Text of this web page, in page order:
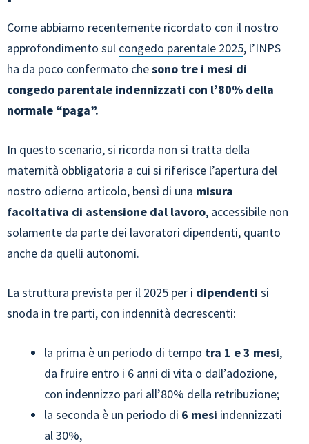
Come abbiamo recentemente ricordato con il nostro
approfondimento sul congedo parentale 2025, l’INPS
ha da poco confermato chesono tre i mesi di
congedo parentale indennizzati con l’80% della
normale “paga”.
In questo scenario, si ricorda non si tratta della
maternità obbligatoria a cui si riferisce l’apertura del
nostro odierno articolo, bensì di una misura
facoltativa di astensione dal lavoro, accessibile non
solamente da parte dei lavoratori dipendenti, quanto
anche da quelli autonomi.
La struttura prevista per il 2025 per i dipendenti si
snoda in tre parti, con indennità decrescenti:
la prima è un periodo di tempo tra 1 e 3 mesi,
da fruire entro i 6 anni di vita o dall’adozione,
con indennizzo pari all’80% della retribuzione;
la seconda è un periodo di 6 mesi indennizzati
al 30%,